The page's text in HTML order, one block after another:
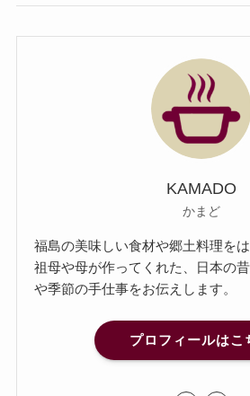
KAMADO
かまど
福島の美味しい食材や郷土料理を
祖母や母が作ってくれた、日本の
や季節の手仕事をお伝えします。
プロフィールはこ